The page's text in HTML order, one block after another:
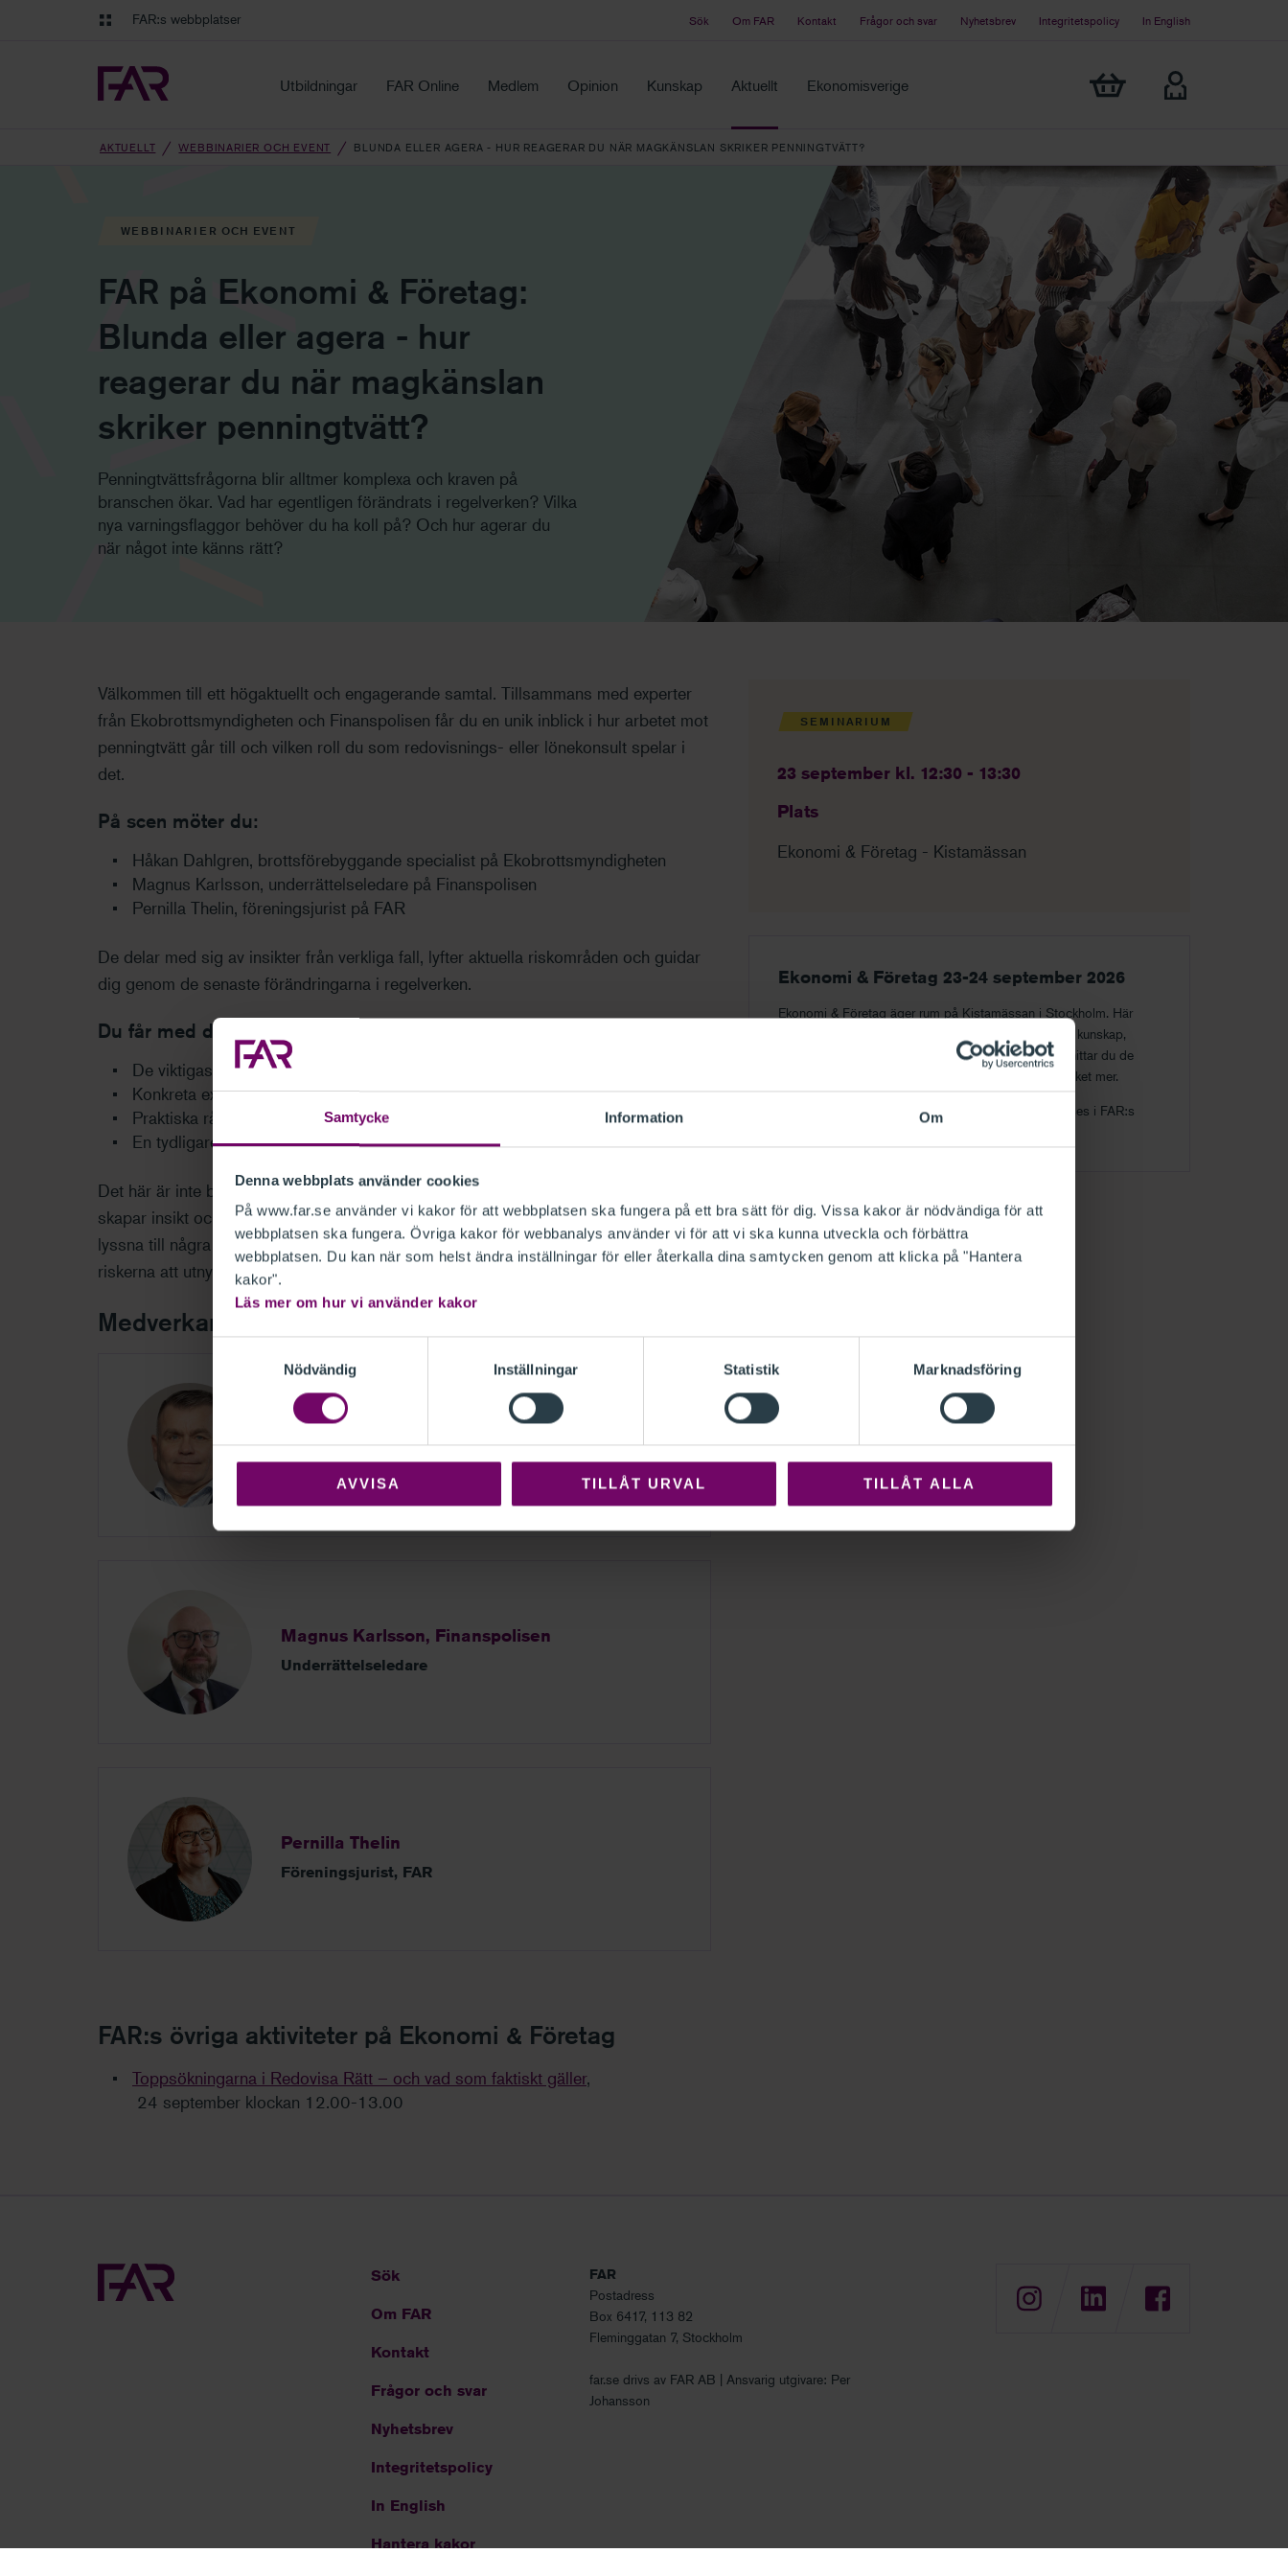
Samtycke Information Om
Denna webbplats använder cookies
På www.far.se använder vi kakor för att webbplatsen ska fungera på ett bra sätt för dig. Vissa kakor är nödvändiga för att
webbplatsen ska fungera. Övriga kakor för webbanalys använder vi för att vi ska kunna utveckla och förbättra
webbplatsen. Du kan när som helst ändra inställningar för eller återkalla dina samtycken genom att klicka på "Hantera
kakor".
Läs mer om hur vi använder kakor
Nödvändig
Inställningar Statistik Marknadsföring
AVVISA TILLÅT URVAL TILLÅT ALLA
Gå till navigation
Tidningen Balans
FAR:s webbplatser Sök Om FAR Kontakt Frågor och svar Nyhetsbrev Integritetspolicy In English
Utbildningar FAR Online Medlem Opinion Kunskap Aktuellt Ekonomisverige Visa min varukorg
AKTUELLT WEBBINARIER OCH EVENT BLUNDA ELLER AGERA - HUR REAGERAR DU NÄR MAGKÄNSLAN SKRIKER PENNINGTVÄTT?
WEBBINARIER OCH EVENT
FAR på Ekonomi & Företag:
Blunda eller agera - hur
reagerar du när magkänslan
skriker penningtvätt?
Penningtvättsfrågorna blir alltmer komplexa och kraven på
branschen ökar. Vad har egentligen förändrats i regelverken? Vilka
nya varningsflaggor behöver du ha koll på? Och hur agerar du
när något inte känns rätt?
Välkommen till ett högaktuellt och engagerande samtal. Tillsammans med experter
från Ekobrottsmyndigheten och Finanspolisen får du en unik inblick i hur arbetet mot
penningtvätt går till och vilken roll du som redovisnings- eller lönekonsult spelar i
det.
På scen möter du:
Håkan Dahlgren, brottsförebyggande specialist på Ekobrottsmyndigheten
Magnus Karlsson, underrättelseledare på Finanspolisen
Pernilla Thelin, föreningsjurist på FAR
De delar med sig av insikter från verkliga fall, lyfter aktuella riskområden och guidar
dig genom de senaste förändringarna i regelverken.
Du får med dig:
De viktigaste nyheterna i penningtvättsregelverket
Konkreta exempel på nya varningssignaler
Praktiska råd om hur du ska agera när risker uppstår
En tydligare bild av din roll i att förebygga ekonomisk brottslighet
Det här är inte bara ännu ett informationspass, det är ett samtal som väcker frågor,
skapar insikt och ger dig verktyg du behöver i vardagen. Missa inte chansen att
lyssna till några av Sveriges främsta experter inom området och öka din kunskap om
riskerna att utnyttjas för penningtvätt.
Medverkande
Håkan Dahlgren, Ekobrottsmyndigheten
Brottsförebyggande specialist
Magnus Karlsson, Finanspolisen
Underrättelseledare
Pernilla Thelin
Föreningsjurist, FAR
FAR:s övriga aktiviteter på Ekonomi & Företag
Toppsökningarna i Redovisa Rätt – och vad som faktiskt gäller,
24 september klockan 12.00-13.00
SEMINARIUM
23 september kl. 12:30 - 13:30
Plats
Ekonomi & Företag - Kistamässan
Ekonomi & Företag 23-24 september 2026
Ekonomi & Företag äger rum på Kistamässan i Stockholm. Här
möts företag, experter och beslutsfattare för att dela kunskap,
upptäcka nyheter och skapa affärer. På mässgolvet hittar du de
senaste inom ekonomi, affärssystem, juridik och mycket mer.
och få en konstnadsfri entrébiljett. Vi ses i FAR:s
Sök
Om FAR
Kontakt
Frågor och svar
Nyhetsbrev
Integritetspolicy
In English
Hantera kakor
FAR
Postadress
Box 6417, 113 82
Fleminggatan 7, Stockholm
far.se drivs av FAR AB | Ansvarig utgivare: Per
Johansson